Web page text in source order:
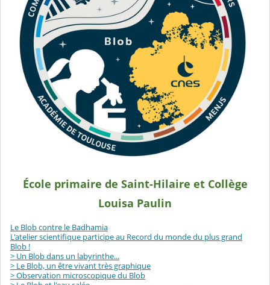
École primaire de Saint-Hilaire et Collège
Louisa Paulin
Le Blob contre le Badhamia
L'atelier scientifique participe au Record du monde du plus grand
Blob !
> Un Blob dans un labyrinthe...
> Le Blob, un être vivant très graphique
> Observation microscopique du Blob